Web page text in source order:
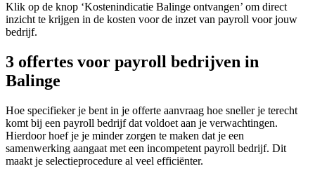
Klik op de knop ‘Kostenindicatie Balinge ontvangen’ om direct
inzicht te krijgen in de kosten voor de inzet van payroll voor jouw
bedrijf.
3 offertes voor payroll bedrijven in
Balinge
Hoe specifieker je bent in je offerte aanvraag hoe sneller je terecht
komt bij een payroll bedrijf dat voldoet aan je verwachtingen.
Hierdoor hoef je je minder zorgen te maken dat je een
samenwerking aangaat met een incompetent payroll bedrijf. Dit
maakt je selectieprocedure al veel efficiënter.